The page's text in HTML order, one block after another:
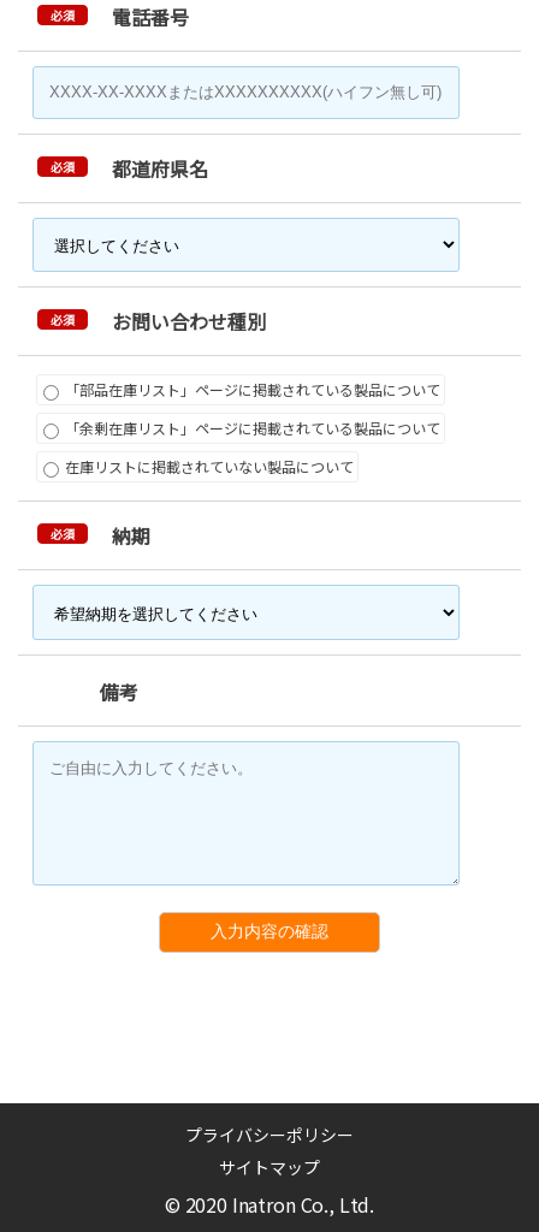
必須 電話番号
必須 都道府県名
必須 お問い合わせ種別
「部品在庫リスト」ページに掲載されている製品について
「余剰在庫リスト」ページに掲載されている製品について
在庫リストに掲載されていない製品について
必須 納期
備考
入力内容の確認
プライバシーポリシー
サイトマップ
© 2020 Inatron Co., Ltd.